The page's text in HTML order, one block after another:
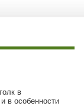
в
в особенности